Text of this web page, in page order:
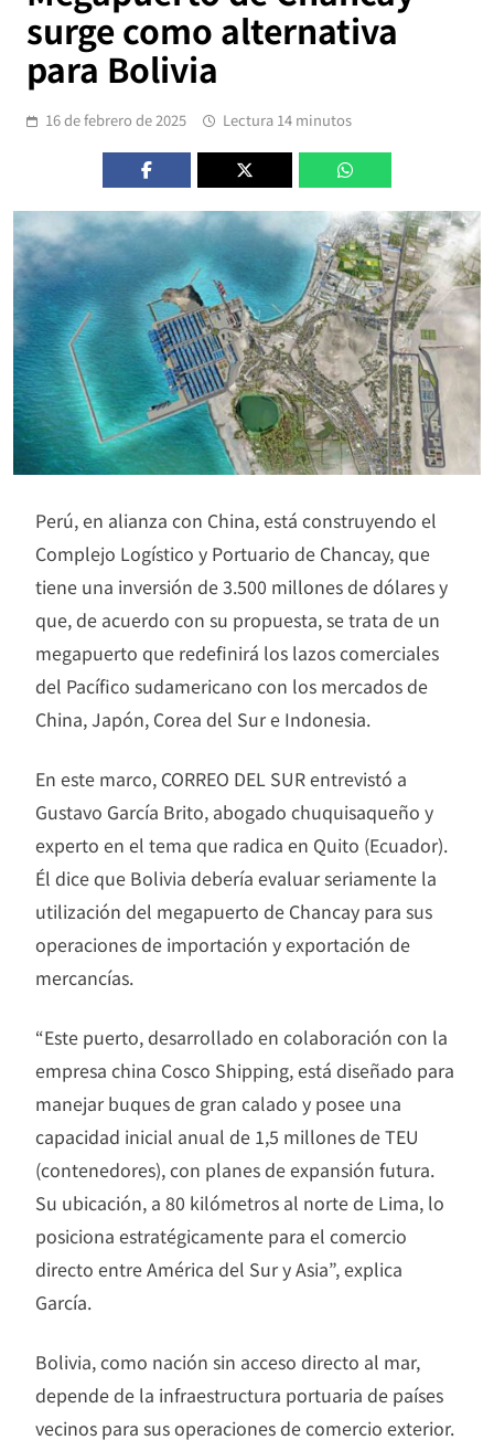
surge como alternativa
para Bolivia
16 de febrero de 2025 Lectura 14 minutos
Perú, en alianza con China, está construyendo el
Complejo Logístico y Portuario de Chancay, que
tiene una inversión de 3.500 millones de dólares y
que, de acuerdo con su propuesta, se trata de un
megapuerto que redefinirá los lazos comerciales
del Pacífico sudamericano con los mercados de
China, Japón, Corea del Sur e Indonesia.
En este marco, CORREO DEL SUR entrevistó a
Gustavo García Brito, abogado chuquisaqueño y
experto en el tema que radica en Quito (Ecuador).
Él dice que Bolivia debería evaluar seriamente la
utilización del megapuerto de Chancay para sus
operaciones de importación y exportación de
mercancías.
“Este puerto, desarrollado en colaboración con la
empresa china Cosco Shipping, está diseñado para
manejar buques de gran calado y posee una
capacidad inicial anual de 1,5 millones de TEU
(contenedores), con planes de expansión futura.
Su ubicación, a 80 kilómetros al norte de Lima, lo
posiciona estratégicamente para el comercio
directo entre América del Sur y Asia”, explica
García.
Bolivia, como nación sin acceso directo al mar,
depende de la infraestructura portuaria de países
vecinos para sus operaciones de comercio exterior.